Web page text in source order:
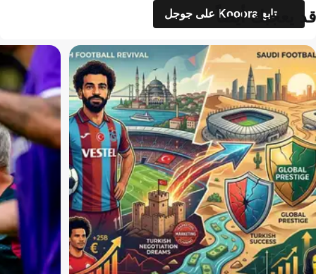
تابع Kooora على جوجل
قد يعجبك أيضاً